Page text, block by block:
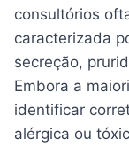
consultórios
caracterizada
secreção,
Embora a
identificar
alérgica ou